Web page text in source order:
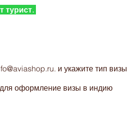
турист.
. и укажите тип визы
оформление визы в индию